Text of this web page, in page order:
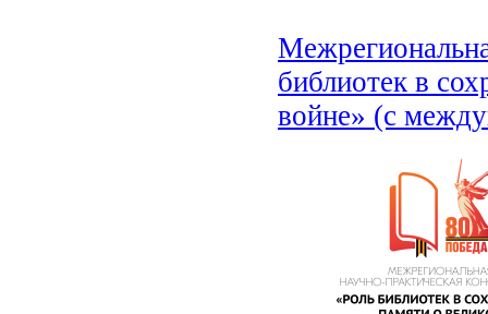
библиотек в
войне» (с